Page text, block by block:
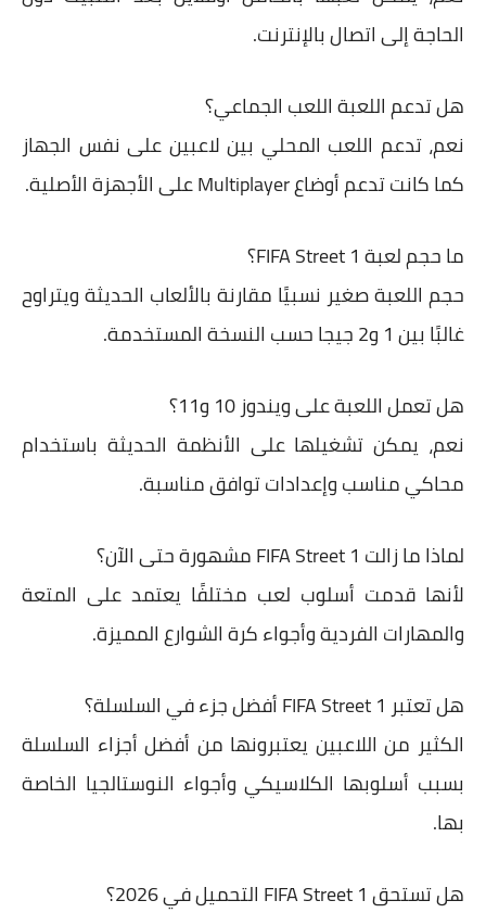
الحاجة إلى اتصال بالإنترنت.
هل تدعم اللعبة اللعب الجماعي؟
نعم، تدعم اللعب المحلي بين لاعبين على نفس الجهاز
كما كانت تدعم أوضاع Multiplayer على الأجهزة الأصلية.
ما حجم لعبة FIFA Street 1؟
حجم اللعبة صغير نسبيًا مقارنة بالألعاب الحديثة ويتراوح
غالبًا بين 1 و2 جيجا حسب النسخة المستخدمة.
هل تعمل اللعبة على ويندوز 10 و11؟
نعم، يمكن تشغيلها على الأنظمة الحديثة باستخدام
محاكي مناسب وإعدادات توافق مناسبة.
لماذا ما زالت FIFA Street 1 مشهورة حتى الآن؟
لأنها قدمت أسلوب لعب مختلفًا يعتمد على المتعة
والمهارات الفردية وأجواء كرة الشوارع المميزة.
هل تعتبر FIFA Street 1 أفضل جزء في السلسلة؟
الكثير من اللاعبين يعتبرونها من أفضل أجزاء السلسلة
بسبب أسلوبها الكلاسيكي وأجواء النوستالجيا الخاصة
بها.
هل تستحق FIFA Street 1 التحميل في 2026؟